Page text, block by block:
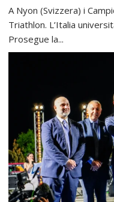
A Nyon (Svizzera) i
Triathlon. L’Italia
Prosegue la...